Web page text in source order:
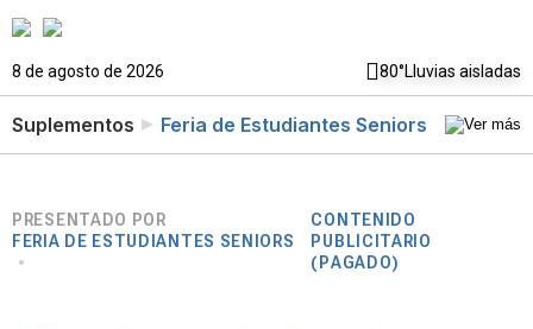
8 de agosto de 2026 80°Lluvias aisladas
Suplementos Feria de Estudiantes Seniors
PRESENTADO POR
FERIA DE ESTUDIANTES SENIORS
CONTENIDO
PUBLICITARIO
(PAGADO)